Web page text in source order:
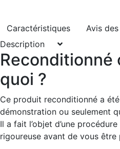
Caractéristiques
Avis
Description
Reconditionné
quoi ?
Ce produit reconditionné a
démonstration ou seulement
Il a fait l’objet d’une
rigoureuse avant de vous être